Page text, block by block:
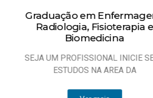
Técnico em
Objetivo: Habilitar técnicos